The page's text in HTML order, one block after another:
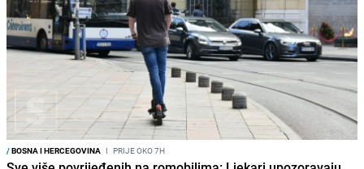
/BOSNA I HERCEGOVINA I PRIJE OKO 7H